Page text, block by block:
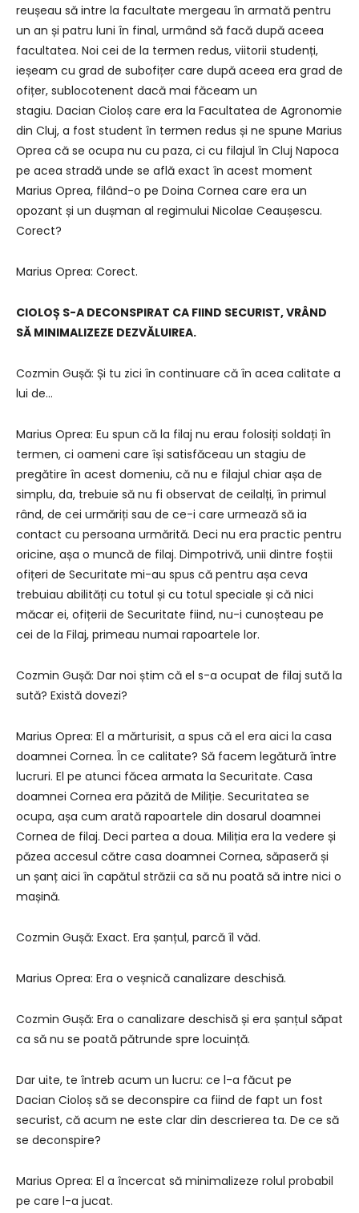
reușeau să intre la facultate mergeau în armată pentru
un an și patru luni în final, urmând să facă după aceea
facultatea. Noi cei de la termen redus, viitorii studenți,
ieșeam cu grad de subofițer care după aceea era grad de
ofițer, sublocotenent dacă mai făceam un
stagiu. Dacian Cioloș care era la Facultatea de Agronomie
din Cluj, a fost student în termen redus și ne spune Marius
Oprea că se ocupa nu cu paza, ci cu filajul în Cluj Napoca
pe acea stradă unde se află exact în acest moment
Marius Oprea, filând-o pe Doina Cornea care era un
opozant și un dușman al regimului Nicolae Ceaușescu.
Corect?
Marius Oprea: Corect.
CIOLOȘ S-A DECONSPIRAT CA FIIND SECURIST, VRÂND
SĂ MINIMALIZEZE DEZVĂLUIREA.
Cozmin Gușă: Și tu zici în continuare că în acea calitate a
lui de…
Marius Oprea: Eu spun că la filaj nu erau folosiți soldați în
termen, ci oameni care își satisfăceau un stagiu de
pregătire în acest domeniu, că nu e filajul chiar așa de
simplu, da, trebuie să nu fi observat de ceilalți, în primul
rând, de cei urmăriți sau de ce-i care urmează să ia
contact cu persoana urmărită. Deci nu era practic pentru
oricine, așa o muncă de filaj. Dimpotrivă, unii dintre foștii
ofițeri de Securitate mi-au spus că pentru așa ceva
trebuiau abilități cu totul și cu totul speciale și că nici
măcar ei, ofițerii de Securitate fiind, nu-i cunoșteau pe
cei de la Filaj, primeau numai rapoartele lor.
Cozmin Gușă: Dar noi știm că el s-a ocupat de filaj sută la
sută? Există dovezi?
Marius Oprea: El a mărturisit, a spus că el era aici la casa
doamnei Cornea. În ce calitate? Să facem legătură între
lucruri. El pe atunci făcea armata la Securitate. Casa
doamnei Cornea era păzită de Miliție. Securitatea se
ocupa, așa cum arată rapoartele din dosarul doamnei
Cornea de filaj. Deci partea a doua. Miliția era la vedere și
păzea accesul către casa doamnei Cornea, săpaseră și
un șanț aici în capătul străzii ca să nu poată să intre nici o
mașină.
Cozmin Gușă: Exact. Era șanțul, parcă îl văd.
Marius Oprea: Era o veșnică canalizare deschisă.
Cozmin Gușă: Era o canalizare deschisă și era șanțul săpat
ca să nu se poată pătrunde spre locuință.
Dar uite, te întreb acum un lucru: ce l-a făcut pe
Dacian Cioloș să se deconspire ca fiind de fapt un fost
securist, că acum ne este clar din descrierea ta. De ce să
se deconspire?
Marius Oprea: El a încercat să minimalizeze rolul probabil
pe care l-a jucat.